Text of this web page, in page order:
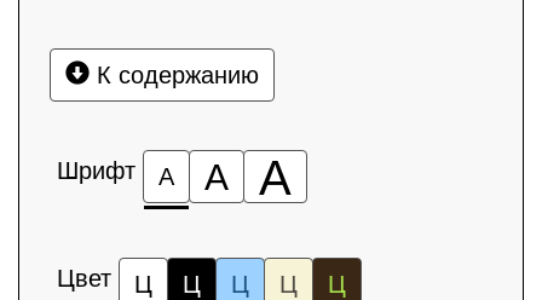
К содержанию
Шрифт А А А
Цвет Ц Ц Ц Ц Ц